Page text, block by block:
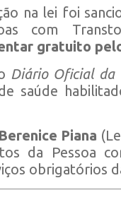
na lei foi
com
gratuito
Diário Oficial da
saúde
Piana
da Pessoa
obrigatórios